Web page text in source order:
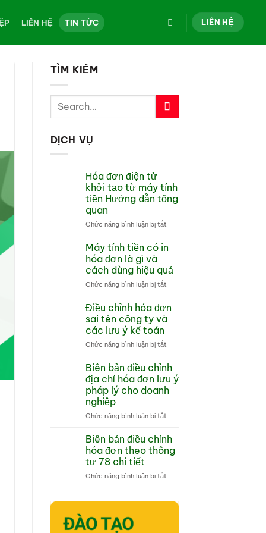
LIÊN HỆ TIN TỨC LIÊN HỆ
TÌM KIẾM
DỊCH VỤ
Hóa đơn điện tử
khởi tạo từ máy tính
tiền Hướng dẫn tổng
quan
Chức năng bình luận bị tắtở
đơn
tử
khởi
tạo
máy
tiền
dẫn
quan
Máy tính tiền có in
hóa đơn là gì và
cách dùng hiệu quả
Chức năng bình luận bị tắtở
tính
có
hóa
là
và
cách
hiệu
Điều chỉnh hóa đơn
sai tên công ty và
các lưu ý kế toán
Chức năng bình luận bị tắtở
chỉnh
hóa
đơn
sai
công
và
các
lưu
kế
Biên bản điều chỉnh
địa chỉ hóa đơn lưu ý
pháp lý cho doanh
nghiệp
Chức năng bình luận bị tắtở
bản
chỉnh
chỉ
Biên bản điều chỉnh
hóa đơn theo thông
tư 78 chi tiết
Chức năng bình luận bị tắtở
điều